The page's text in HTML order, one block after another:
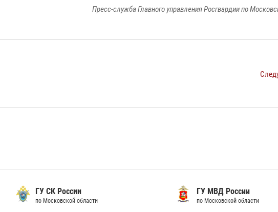
Пресс-служба Главного управления Росгвардии по
ГУ СК России
по Московской области
ГУ МВД России
по Московской области